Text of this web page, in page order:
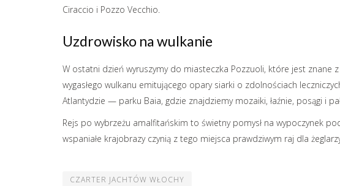
Ciraccio i Pozzo Vecchio.
Uzdrowisko na wulkanie
W ostatni dzień wyruszymy do miasteczka Pozzuoli, które jest
wygasłego wulkanu emitującego opary siarki o zdolnościach
Atlantydzie — parku Baia, gdzie znajdziemy mozaiki, łaźnie, posągi i
Rejs po wybrzeżu amalfitańskim to świetny pomysł na wypoczynek
wspaniałe krajobrazy czynią z tego miejsca prawdziwym raj dla
CZARTER JACHTÓW WŁOCHY